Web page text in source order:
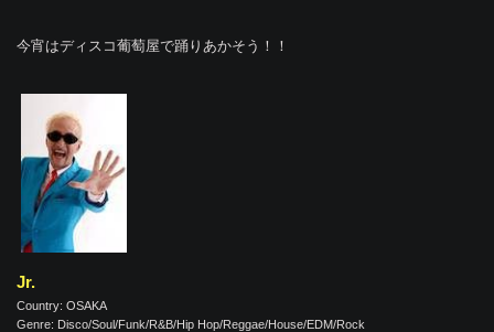
今宵はディスコ葡萄屋で踊りあかそう！！
Jr.
Country: OSAKA
Genre: Disco/Soul/Funk/R&B/Hip Hop/Reggae/House/EDM/Rock